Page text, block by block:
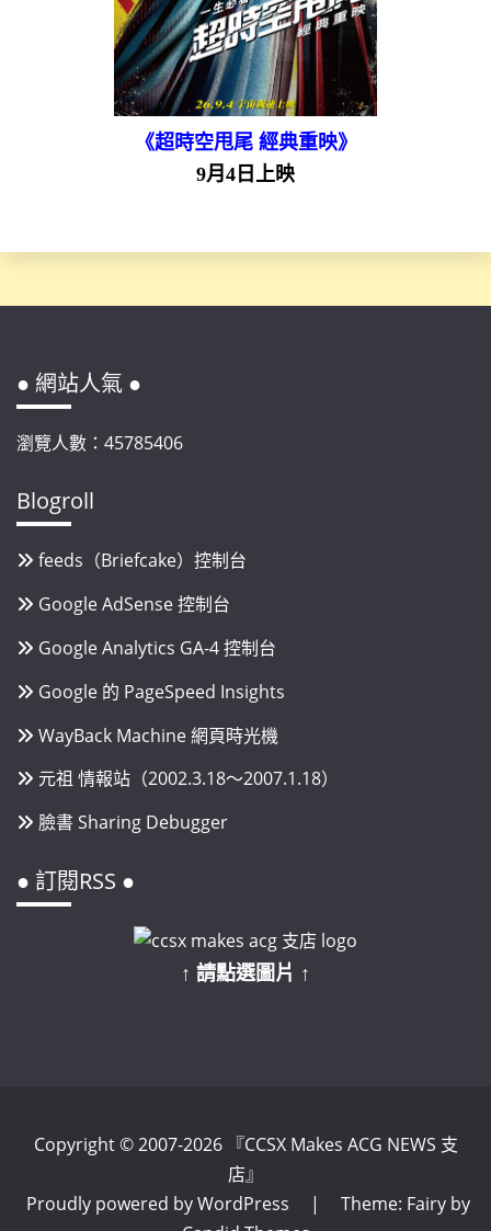
《超時空甩尾 經典重映》
9月4日上映
● 網站人氣 ●
瀏覽人數：45785406
Blogroll
feeds（Briefcake）控制台
Google AdSense 控制台
Google Analytics GA-4 控制台
Google 的 PageSpeed Insights
WayBack Machine 網頁時光機
元祖 情報站（2002.3.18～2007.1.18）
臉書 Sharing Debugger
● 訂閱RSS ●
↑ 請點選圖片 ↑
Copyright © 2007-2026 『CCSX Makes ACG NEWS 支
店』
Proudly powered by WordPress
|
Theme: Fairy by